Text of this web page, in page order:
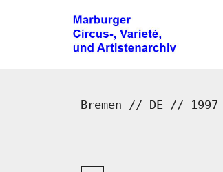
Bremen // DE // 1997